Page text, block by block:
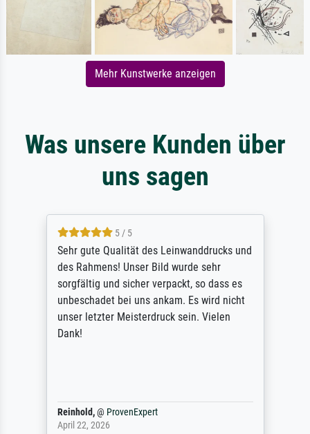
Mehr Kunstwerke anzeigen
Was unsere Kunden über
uns sagen
5 / 5
Sehr gute Qualität des Leinwanddrucks und
des Rahmens! Unser Bild wurde sehr
sorgfältig und sicher verpackt, so dass es
unbeschadet bei uns ankam. Es wird nicht
unser letzter Meisterdruck sein. Vielen
Dank!
Reinhold,@ ProvenExpert
April 22, 2026